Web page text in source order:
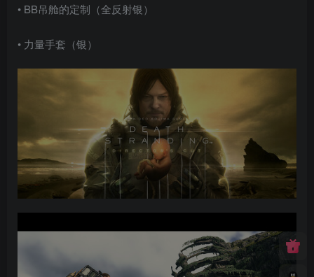
• BB吊舱的定制（全反射银）
• 力量手套（银）